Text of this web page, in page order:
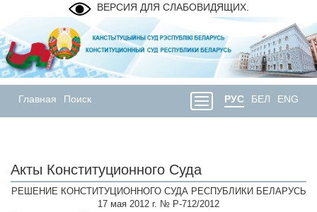
ВЕРСИЯ ДЛЯ СЛАБОВИДЯЩИХ.
Главная Поиск РУС БЕЛ ENG
Акты Конституционного Суда
РЕШЕНИЕ КОНСТИТУЦИОННОГО СУДА РЕСПУБЛИКИ БЕЛАРУСЬ
17 мая 2012 г. № Р-712/2012